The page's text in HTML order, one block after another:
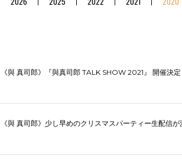
《與 真司郎》『與真司郎 TALK SHOW 2021』 開催決定
《與 真司郎》少し早めのクリスマスパーティー生配信が